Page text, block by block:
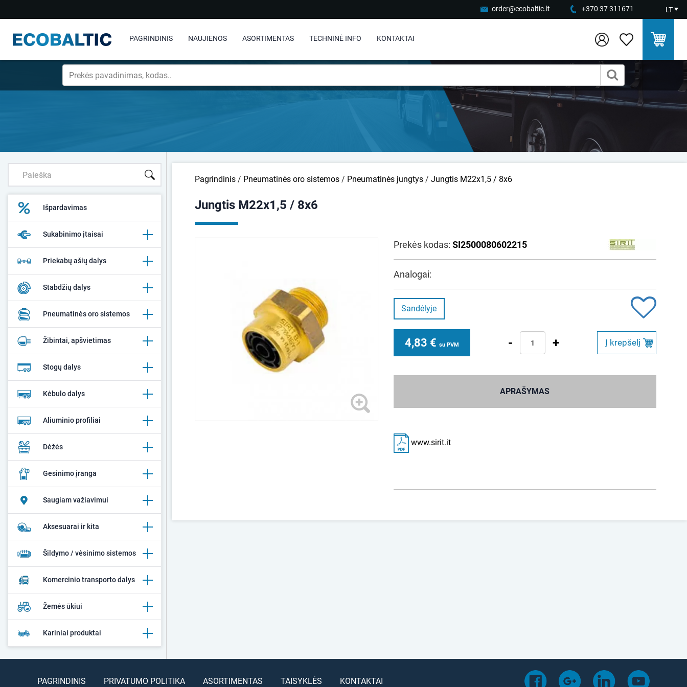
order@ecobaltic.lt +370 37 311671 LT
PAGRINDINIS NAUJIENOS ASORTIMENTAS TECHNINĖ INFO KONTAKTAI
Išpardavimas
Sukabinimo įtaisai
Priekabų ašių dalys
Stabdžių dalys
Pneumatinės oro sistemos
Žibintai, apšvietimas
Stogų dalys
Kėbulo dalys
Aliuminio profiliai
Dėžės
Gesinimo įranga
Saugiam važiavimui
Aksesuarai ir kita
Šildymo / vėsinimo sistemos
Komercinio transporto dalys
Žemės ūkiui
Kariniai produktai
Pagrindinis / Pneumatinės oro sistemos / Pneumatinės jungtys / Jungtis M22x1,5 / 8x6
Jungtis M22x1,5 / 8x6
Prekės kodas: SI2500080602215
Analogai:
Sandėlyje
4,83 € su PVM - + Į krepšelį
APRAŠYMAS
www.sirit.it
PAGRINDINIS PRIVATUMO POLITIKA ASORTIMENTAS TAISYKLĖS KONTAKTAI